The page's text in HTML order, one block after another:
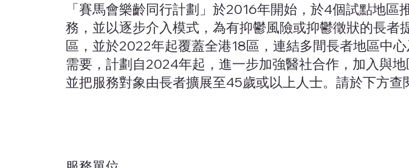
「賽馬會樂齡同行計劃」於2016年開始，於4個試點地
務，並以逐步介入模式，為有抑鬱風險或抑鬱徵狀的長
區，並於2022年起覆蓋全港18區，連結多間長者地區中
需要，計劃自2024年起，進一步加強醫社合作，加入與
並把服務對象由長者擴展至45歲或以上人士。請於下方查